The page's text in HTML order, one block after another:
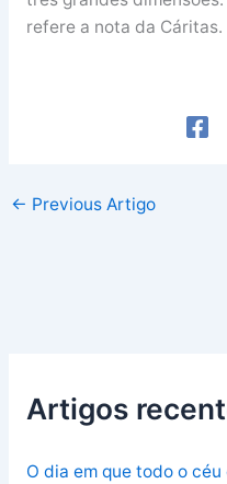
refere a nota da Cáritas.
← Previous Artigo
Artigos
O dia em que todo o